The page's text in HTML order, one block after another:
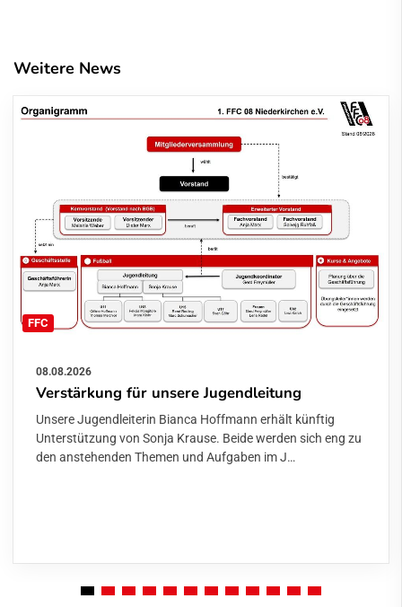
Weitere News
FFC
08.08.2026
Verstärkung für unsere Jugendleitung
Unsere Jugendleiterin Bianca Hoffmann erhält künftig
Unterstützung von Sonja Krause. Beide werden sich eng zu
den anstehenden Themen und Aufgaben im J…